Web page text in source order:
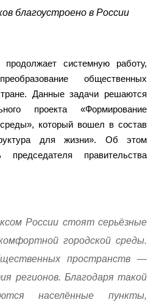
благоустроено в России
продолжает системную работу,
общественных
Данные задачи решаются
проекта «Формирование
который вошел в состав
для жизни». Об этом
председателя правительства
России стоят серьёзные
городской среды.
пространств —
регионов. Благодаря такой
населённые пункты,